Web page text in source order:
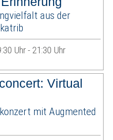
aus der
Uhr - 21:30 Uhr
Virtual
mit Augmented